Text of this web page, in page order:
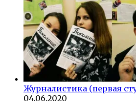
Журналистика (первая
04.06.2020